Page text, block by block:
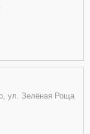
ул. Зелёная Роща